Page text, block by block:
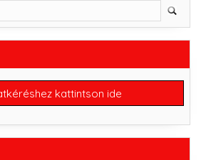
kattintson ide